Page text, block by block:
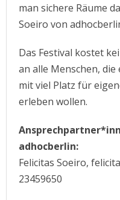
man sichere Räume
Soeiro von
Das Festival kostet
an alle Menschen,
mit viel Platz für
erleben wollen.
adhocberlin:
Felicitas Soeiro,
23459650